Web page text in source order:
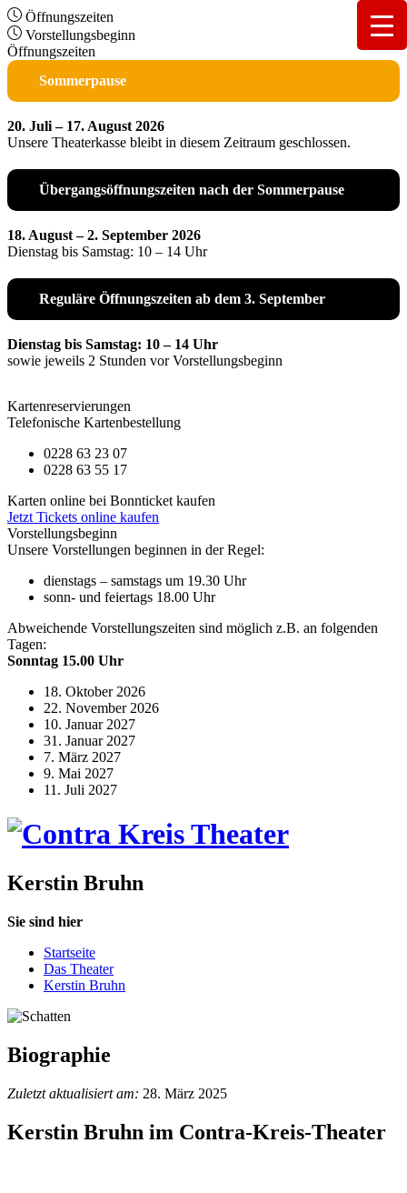
Öffnungszeiten
Vorstellungsbeginn
Öffnungszeiten
Sommerpause
20. Juli – 17. August 2026
Unsere Theaterkasse bleibt in diesem Zeitraum geschlossen.
Übergangsöffnungszeiten nach der Sommerpause
18. August – 2. September 2026
Dienstag bis Samstag: 10 – 14 Uhr
Reguläre Öffnungszeiten ab dem 3. September
Dienstag bis Samstag: 10 – 14 Uhr
sowie jeweils 2 Stunden vor Vorstellungsbeginn
Kartenreservierungen
Telefonische Kartenbestellung
0228 63 23 07
0228 63 55 17
Karten online bei Bonnticket kaufen
Jetzt Tickets online kaufen
Vorstellungsbeginn
Unsere Vorstellungen beginnen in der Regel:
dienstags – samstags um 19.30 Uhr
sonn- und feiertags 18.00 Uhr
Abweichende Vorstellungszeiten sind möglich z.B. an folgenden
Tagen:
Sonntag 15.00 Uhr
18. Oktober 2026
22. November 2026
10. Januar 2027
31. Januar 2027
7. März 2027
9. Mai 2027
11. Juli 2027
Kerstin Bruhn
Sie sind hier
Startseite
Das Theater
Kerstin Bruhn
Biographie
Zuletzt aktualisiert am: 28. März 2025
Kerstin Bruhn im Contra-Kreis-Theater